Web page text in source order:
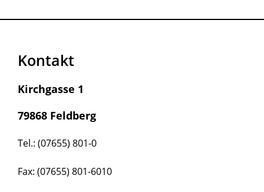
Kontakt
Kirchgasse 1
79868 Feldberg
Tel.: (07655) 801-0
Fax: (07655) 801-6010